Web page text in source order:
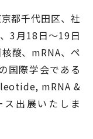
都千代田区、社
3月18日～19日
酸、mRNA、ペ
国際学会である
mRNA &
出展いたしま